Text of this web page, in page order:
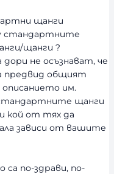
щанги
стандартните
щанги ?
дори не осъзнават, че
предвид общият
описанието им.
щанги
кой от тях да
зависи от вашите
по-здрави, по-